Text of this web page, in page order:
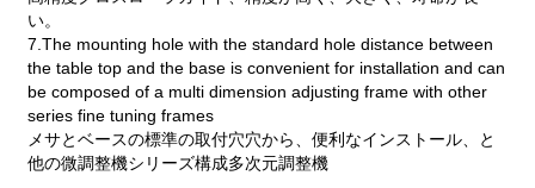
い。
7.The mounting hole with the standard hole distance between
the table top and the base is convenient for installation and can
be composed of a multi dimension adjusting frame with other
series fine tuning frames
メサとベースの標準の取付穴穴から、便利なインストール、と
他の微調整機シリーズ構成多次元調整機